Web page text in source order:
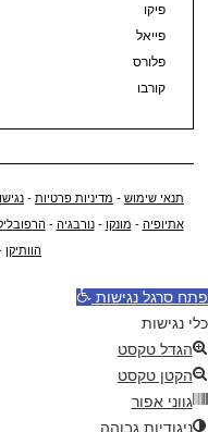
פיקו
פייאל
פלורס
קורבו
תנאי שימוש - מדיניות פרטיות -
אתיופיה - מונקו -נורבגיה -
הוותיקן
פתח סרגל נגישות
כלי נגישות
הגדל טקסט
הקטן טקסט
גווני אפור
ניגודיות גבוהה